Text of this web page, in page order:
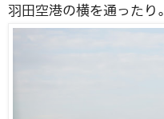
羽田空港の横を通ったり。